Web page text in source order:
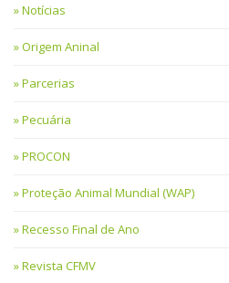
Notícias
Origem Aninal
Parcerias
Pecuária
PROCON
Proteção Animal Mundial (WAP)
Recesso Final de Ano
Revista CFMV